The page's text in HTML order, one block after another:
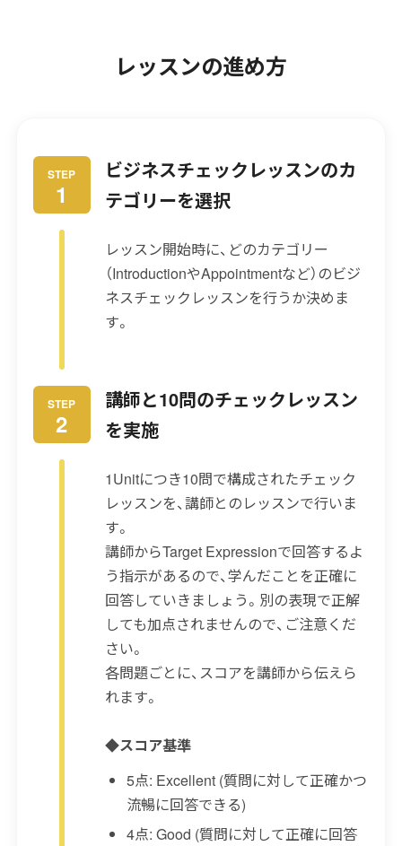
レッスンの進め方
STEP
1
ビジネスチェックレッスンのカ
テゴリーを選択
レッスン開始時に、どのカテゴリー
（IntroductionやAppointmentなど）のビジ
ネスチェックレッスンを行うか決めま
す。
STEP
2
講師と10問のチェックレッスン
を実施
1Unitにつき10問で構成されたチェック
レッスンを、講師とのレッスンで行いま
す。
講師からTarget Expressionで回答するよ
う指示があるので、学んだことを正確に
回答していきましょう。別の表現で正解
しても加点されませんので、ご注意くだ
さい。
各問題ごとに、スコアを講師から伝えら
れます。
◆スコア基準
5点: Excellent (質問に対して正確かつ
流暢に回答できる)
4点: Good (質問に対して正確に回答